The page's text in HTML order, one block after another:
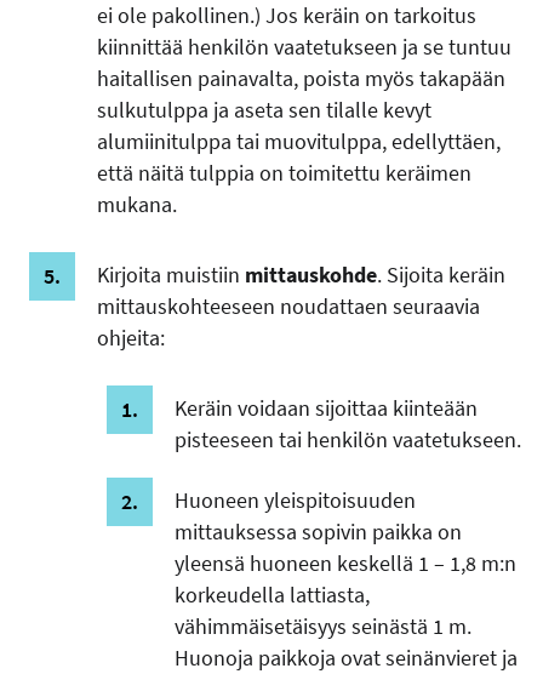
ei ole pakollinen.) Jos keräin on tarkoitus
kiinnittää henkilön vaatetukseen ja se tuntuu
haitallisen painavalta, poista myös takapään
sulkutulppa ja aseta sen tilalle kevyt
alumiinitulppa tai muovitulppa, edellyttäen,
että näitä tulppia on toimitettu keräimen
mukana.
Kirjoita muistiin mittauskohde. Sijoita keräin
mittauskohteeseen noudattaen seuraavia
ohjeita:
Keräin voidaan sijoittaa kiinteään
pisteeseen tai henkilön vaatetukseen.
Huoneen yleispitoisuuden
mittauksessa sopivin paikka on
yleensä huoneen keskellä 1 – 1,8 m:n
korkeudella lattiasta,
vähimmäisetäisyys seinästä 1 m.
Huonoja paikkoja ovat seinänvieret ja